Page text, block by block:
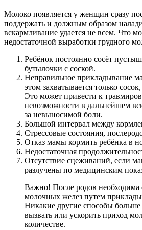
Молоко появляется у женщин сразу
поддержать и должным образом
вскармливание удается не всем. Что
недостаточной выработки грудного
Ребёнок постоянно сосёт
бутылочки с соской.
Неправильное прикладывание
этом захватывается только
Это может привести к
невозможности в дальнейшем
за невыносимой боли.
Большой интервал между
Стрессовые состояния,
Отказ мамы кормить ребёнка в
Недостаточная
Отсутствие сцеживаний, если
разлучены по медицинским
Важно! После родов необходима
молочных желез путем
Никакие другие способы
вызвать или ускорить приход
количестве.